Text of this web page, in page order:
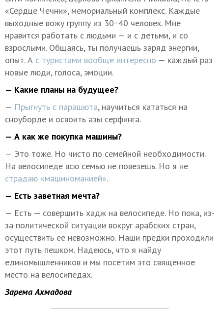
«Сердце Чечни», мемориальный комплекс. Каждые
выходные вожу группу из 30−40 человек. Мне
нравится работать с людьми — и с детьми, и со
взрослыми. Общаясь, ты получаешь заряд энергии,
опыт. А с туристами вообще интересно — каждый раз
новые люди, голоса, эмоции.
— Какие планы на будущее?
— Прыгнуть с парашюта, научиться кататься на
сноуборде и освоить азы серфинга.
— А как же покупка машины?
— Это тоже. Но чисто по семейной необходимости.
На велосипеде всю семью не повезешь. Но я не
страдаю «машиноманией».
— Есть заветная мечта?
— Есть — совершить хадж на велосипеде. Но пока, из-
за политической ситуации вокруг арабских стран,
осуществить ее невозможно. Наши предки проходили
этот путь пешком. Надеюсь, что я найду
единомышленников и мы посетим это священное
место на велосипедах.
Зарема Ахмадова